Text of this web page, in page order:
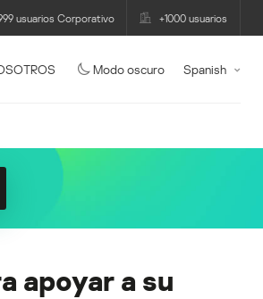
usuarios Corporativo +1000 usuarios
Modo oscuro Spanish
apoyar a su